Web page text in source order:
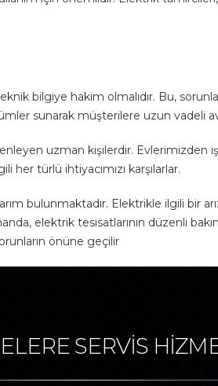
bilgiye hakim olmalıdır. Bu,
sunarak müşterilere uzun vadeli
uzman kişilerdir. Evlerimizden
türlü ihtiyacımızı karşılarlar.
bulunmaktadır. Elektrikle ilgili bir
elektrik tesisatlarının düzenli
önüne geçilir
SERVİS